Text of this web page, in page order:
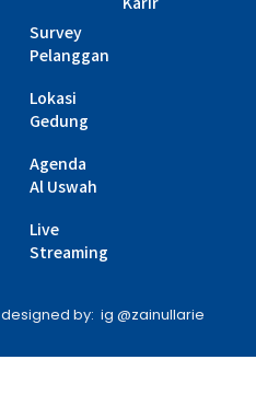
Survey
Pelanggan
Lokasi
Gedung
Agenda
Al Uswah
Live
Streaming
by: ig @zainullarie